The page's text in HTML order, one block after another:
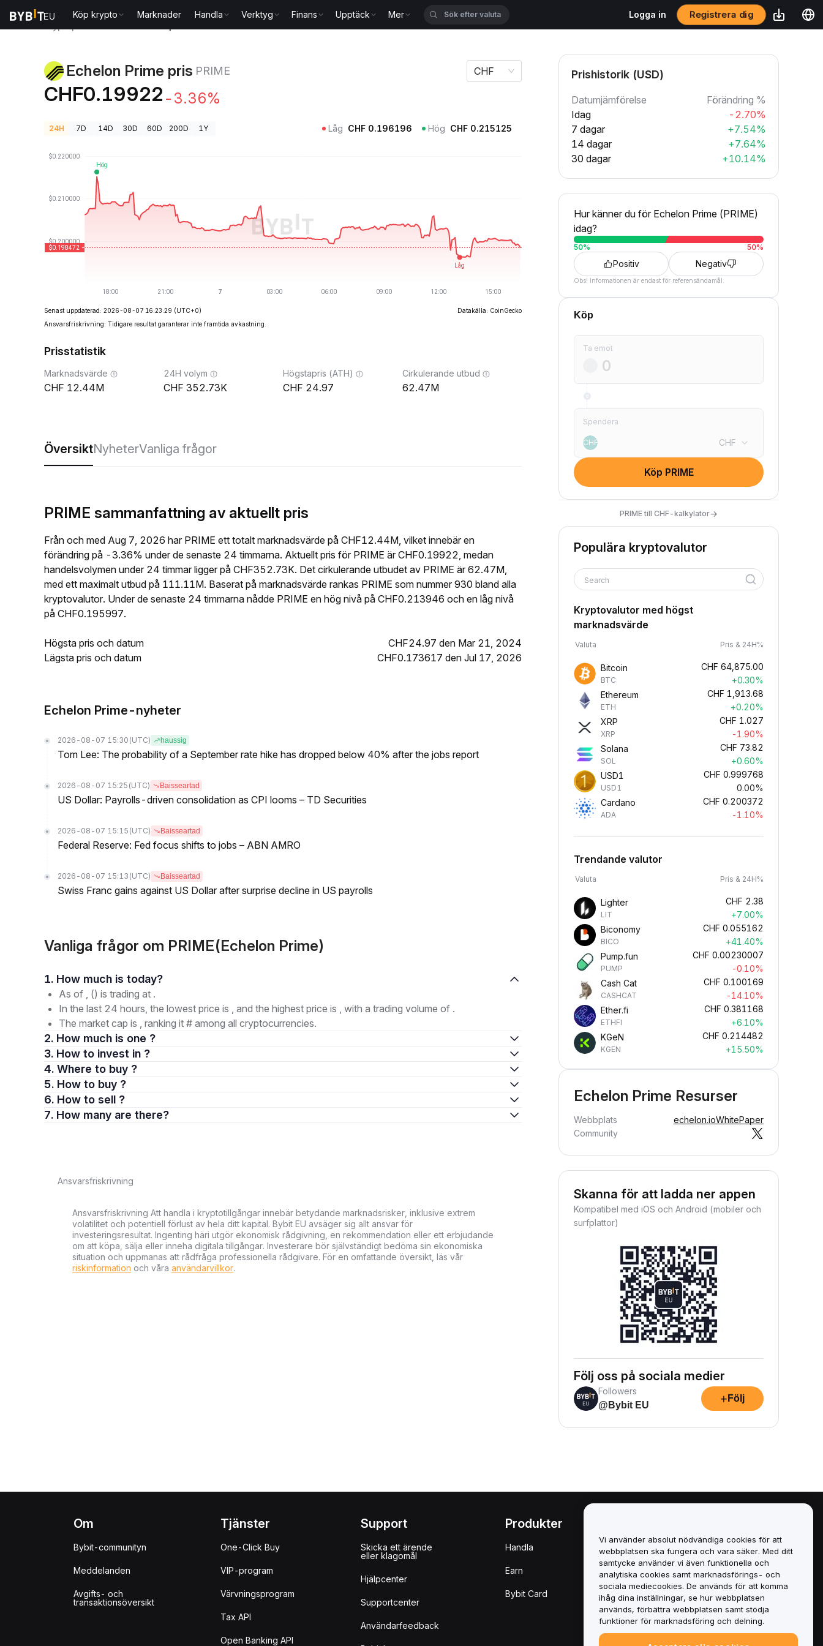
Köp krypto Marknader Handla Verktyg Finans Upptäck Mer Logga in Registrera dig
Echelon Prime pris PRIME
CHF0.19922 -3.36%
CHF
24H 7D 14D 30D 60D 200D 1Y Låg CHF 0.196196 Hög CHF 0.215125
Senast uppdaterad: 2026-08-07 16:23:29 (UTC+0)
Datakälla: CoinGecko
Ansvarsfriskrivning: Tidigare resultat garanterar inte framtida avkastning.
Prisstatistik
Marknadsvärde
12.44M
24H volym
352.73K
Högstapris (ATH)
24.97
Cirkulerande utbud
62.47M
ÖversiktNyheterVanliga frågor
PRIME sammanfattning av aktuellt pris
Från och med Aug 7, 2026 har PRIME ett totalt marknadsvärde på CHF12.44M, vilket innebär en
förändring på -3.36% under de senaste 24 timmarna. Aktuellt pris för PRIME är CHF0.19922, medan
handelsvolymen under 24 timmar ligger på CHF352.73K. Det cirkulerande utbudet av PRIME är 62.47M,
med ett maximalt utbud på 111.11M. Baserat på marknadsvärde rankas PRIME som nummer 930 bland alla
kryptovalutor. Under de senaste 24 timmarna nådde PRIME en hög nivå på CHF0.213946 och en låg nivå
på CHF0.195997.
Högsta pris och datum
CHF24.97 den Mar 21, 2024
Lägsta pris och datum
CHF0.173617 den Jul 17, 2026
Echelon Prime-nyheter
2026-08-07 15:30 (UTC) haussig
Tom Lee: The probability of a September rate hike has dropped below 40% after the jobs report
2026-08-07 15:25 (UTC) Baisseartad
US Dollar: Payrolls-driven consolidation as CPI looms – TD Securities
2026-08-07 15:15 (UTC) Baisseartad
Federal Reserve: Fed focus shifts to jobs – ABN AMRO
2026-08-07 15:13 (UTC) Baisseartad
Swiss Franc gains against US Dollar after surprise decline in US payrolls
Vanliga frågor om PRIME(Echelon Prime)
1. How much is today?
As of , () is trading at .
In the last 24 hours, the lowest price is , and the highest price is , with a trading volume of .
The market cap is , ranking it # among all cryptocurrencies.
2. How much is one ?
3. How to invest in ?
4. Where to buy ?
5. How to buy ?
6. How to sell ?
7. How many are there?
Ansvarsfriskrivning
Ansvarsfriskrivning Att handla i kryptotillgångar innebär betydande marknadsrisker, inklusive extrem
volatilitet och potentiell förlust av hela ditt kapital. Bybit EU avsäger sig allt ansvar för
investeringsresultat. Ingenting häri utgör ekonomisk rådgivning, en rekommendation eller ett erbjudande
om att köpa, sälja eller inneha digitala tillgångar. Investerare bör självständigt bedöma sin ekonomiska
situation och uppmanas att rådfråga professionella rådgivare. För en omfattande översikt, läs vår
riskinformation och våra användarvillkor.
Prishistorik (USD)
Datumjämförelse
Förändring %
Idag
-2.70%
7 dagar
+7.54%
14 dagar
+7.64%
30 dagar
+10.14%
Hur känner du för Echelon Prime (PRIME)
idag?
50% 50%
Positiv Negativ
Obs! Informationen är endast för referensändamål.
Köp
Ta emot
Spendera
CHF CHF
Köp PRIME
PRIME till CHF-kalkylator→
Populära kryptovalutor
Search
Kryptovalutor med högst
marknadsvärde
Valuta Pris & 24H%
Bitcoin
BTC
CHF 64,875.00
+0.30%
Ethereum
ETH
CHF 1,913.68
+0.20%
XRP
XRP
CHF 1.027
-1.90%
Solana
SOL
CHF 73.82
+0.60%
USD1
USD1
CHF 0.999768
0.00%
Cardano
ADA
CHF 0.200372
-1.10%
Trendande valutor
Valuta Pris & 24H%
Lighter
LIT
CHF 2.38
+7.00%
Biconomy
BICO
CHF 0.055162
+41.40%
Pump.fun
PUMP
CHF 0.00230007
-0.10%
Cash Cat
CASHCAT
CHF 0.100169
-14.10%
Ether.fi
ETHFI
CHF 0.381168
+6.10%
KGeN
KGEN
CHF 0.214482
+15.50%
Echelon Prime Resurser
Webbplats echelon.ioWhitePaper
Community
Skanna för att ladda ner appen
Kompatibel med iOS och Android (mobiler och
surfplattor)
Följ oss på sociala medier
Followers
@Bybit EU
+ Följ
Om
Bybit-communityn
Meddelanden
Avgifts- och
transaktionsöversikt
Tjänster
One-Click Buy
VIP-program
Värvningsprogram
Tax API
Open Banking API
Support
Skicka ett ärende
eller klagomål
Hjälpcenter
Supportcenter
Användarfeedback
Produkter
Handla
Earn
Bybit Card
Policy för intressekonflikter
Sammanfattning av policyn
för depåförvaring och
administration
ESG-information
Crypto-Asset White Papers
Vi använder absolut nödvändiga cookies för att
webbplatsen ska fungera och vara säker. Med ditt
samtycke använder vi även funktionella och
analytiska cookies samt marknadsförings- och
sociala mediecookies. De används för att komma
ihåg dina inställningar, se hur webbplatsen
används, förbättra webbplatsen samt stödja
funktioner för marknadsföring och delning.